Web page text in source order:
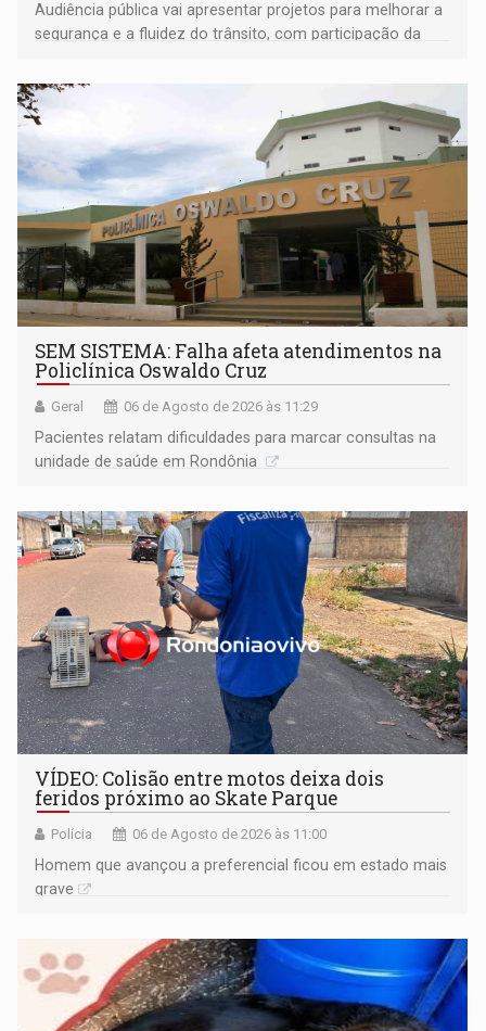
Audiência pública vai apresentar projetos para melhorar a
segurança e a fluidez do trânsito, com participação da
SEM SISTEMA: Falha afeta atendimentos na
Policlínica Oswaldo Cruz
Geral 06 de Agosto de 2026 às 11:29
Pacientes relatam dificuldades para marcar consultas na
unidade de saúde em Rondônia
VÍDEO: Colisão entre motos deixa dois
feridos próximo ao Skate Parque
Polícia 06 de Agosto de 2026 às 11:00
Homem que avançou a preferencial ficou em estado mais
grave